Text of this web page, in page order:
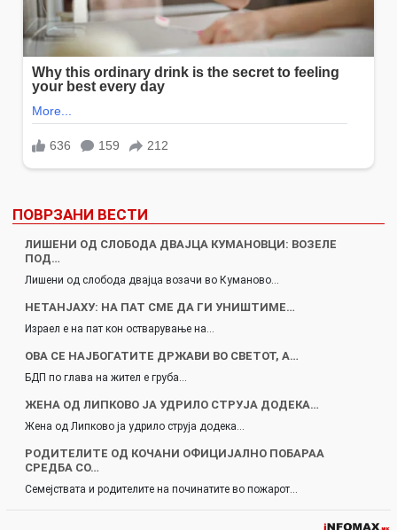
ПОВРЗАНИ ВЕСТИ
ЛИШЕНИ ОД СЛОБОДА ДВАЈЦА КУМАНОВЦИ: ВОЗЕЛЕ
ПОД…
Лишени од слобода двајца возачи во Куманово…
НЕТАНЈАХУ: НА ПАТ СМЕ ДА ГИ УНИШТИМЕ…
Израел е на пат кон остварување на…
ОВА СЕ НАЈБОГАТИТЕ ДРЖАВИ ВО СВЕТОТ, А…
БДП по глава на жител е груба…
ЖЕНА ОД ЛИПКОВО ЈА УДРИЛО СТРУЈА ДОДЕКА…
Жена од Липково ја удрило струја додека…
РОДИТЕЛИТЕ ОД КОЧАНИ ОФИЦИЈАЛНО ПОБАРАА
СРЕДБА СО…
Семејствата и родителите на починатите во пожарот…